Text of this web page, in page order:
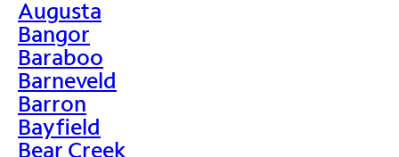
Augusta
Bangor
Baraboo
Barneveld
Barron
Bayfield
Bear Creek